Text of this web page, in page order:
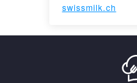
swissmilk.ch